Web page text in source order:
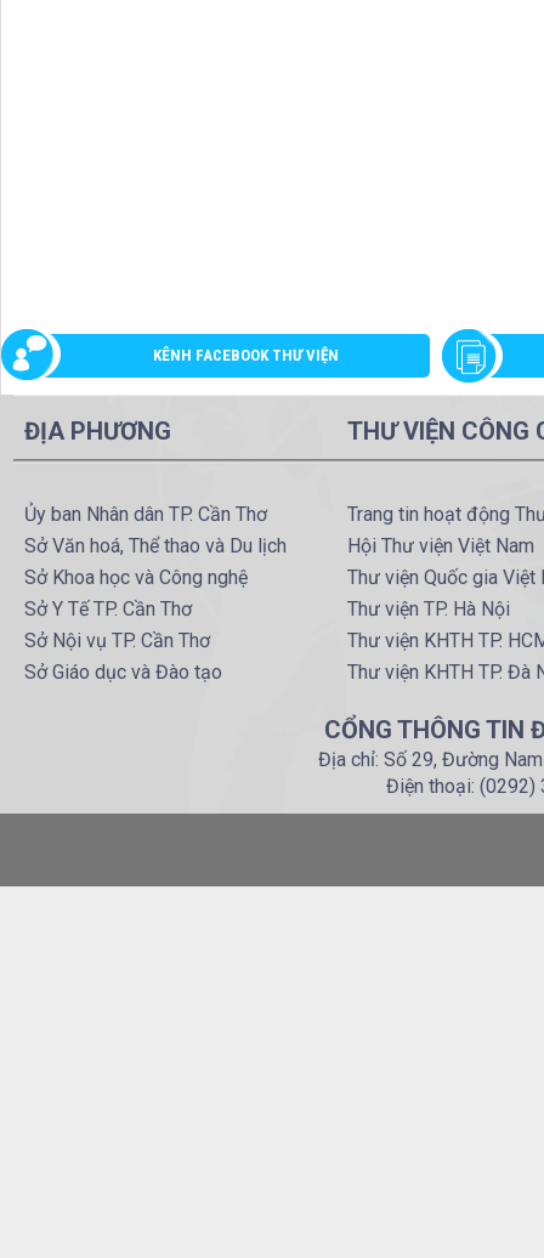
KÊNH FACEBOOK THƯ VIỆN
ĐỊA PHƯƠNG
Ủy ban Nhân dân TP. Cần Thơ
Sở Văn hoá, Thể thao và Du lịch
Sở Khoa học và Công nghệ
Sở Y Tế TP. Cần Thơ
Sở Nội vụ TP. Cần Thơ
Sở Giáo dục và Đào tạo
THƯ VIỆN CÔNG
Trang tin hoạt động
Hội Thư viện Việt Nam
Thư viện Quốc gia Việt
Thư viện TP. Hà Nội
Thư viện KHTH TP.
Thư viện KHTH TP. Đà
CỔNG THÔNG TIN
Địa chỉ: Số 29, Đường
Điện thoại: (0292)